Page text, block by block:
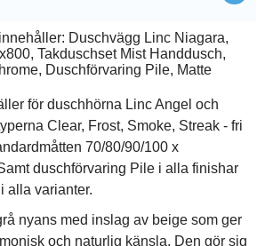
Duschvägg Linc Niagara,
Takduschset Mist Handdusch,
Duschförvaring Pile, Matte
för duschhörna Linc Angel och
Clear, Frost, Smoke, Streak - fri
70/80/90/100 x
duschförvaring Pile i alla finishar
alla varianter.
nyans med inslag av beige som ger
och naturlig känsla. Den gör sig